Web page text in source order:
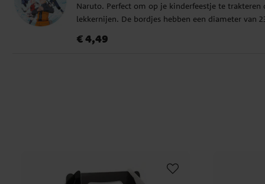
Naruto. Perfect om op je kinderfeestje te trakteren
lekkernijen. De bordjes hebben een diameter van
snacks en traktaties tijdens een Naruto-themafeest.
Prijs :€ 4,49
€ 4,49